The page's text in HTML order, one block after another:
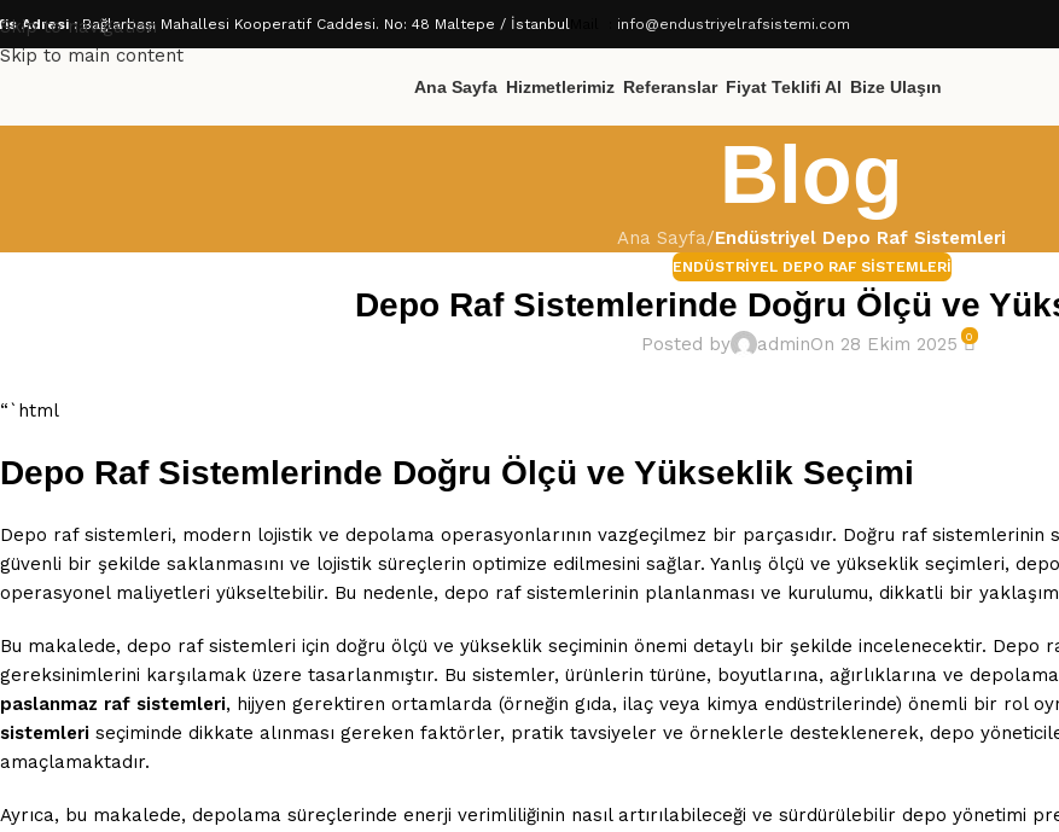
Skip to navigation
Skip to main content
Adresi :Bağlarbaşı Mahallesi Kooperatif Caddesi. No: 48 Maltepe / İstanbul info@endustriyelrafsistemi.com
Ana Sayfa Hizmetlerimiz Referanslar Fiyat Teklifi Al Bize Ulaşın
Blog
Ana Sayfa/Endüstriyel Depo Raf Sistemleri
ENDÜSTRIYEL DEPO RAF SISTEMLERI
Depo Raf Sistemlerinde Doğru Ölçü ve
Posted by adminOn 28 Ekim 2025 0
“`html
Depo Raf Sistemlerinde Doğru Ölçü ve Yükseklik Seçimi
Depo raf sistemleri, modern lojistik ve depolama operasyonlarının vazgeçilmez bir parçasıdır. Doğru raf sistemlerinin
güvenli bir şekilde saklanmasını ve lojistik süreçlerin optimize edilmesini sağlar. Yanlış ölçü ve yükseklik seçimleri,
operasyonel maliyetleri yükseltebilir. Bu nedenle, depo raf sistemlerinin planlanması ve kurulumu, dikkatli bir
Bu makalede, depo raf sistemleri için doğru ölçü ve yükseklik seçiminin önemi detaylı bir şekilde incelenecektir. Depo
gereksinimlerini karşılamak üzere tasarlanmıştır. Bu sistemler, ürünlerin türüne, boyutlarına, ağırlıklarına ve
paslanmaz raf sistemleri, hijyen gerektiren ortamlarda (örneğin gıda, ilaç veya kimya endüstrilerinde) önemli bir rol
sistemleri seçiminde dikkate alınması gereken faktörler, pratik tavsiyeler ve örneklerle desteklenerek, depo
amaçlamaktadır.
Ayrıca, bu makalede, depolama süreçlerinde enerji verimliliğinin nasıl artırılabileceği ve sürdürülebilir depo yönetimi